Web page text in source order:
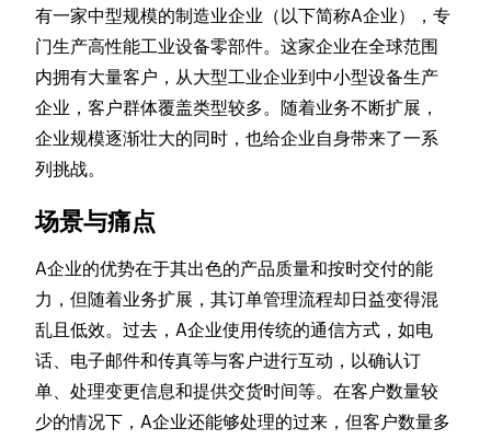
有一家中型规模的制造业企业（以下简称A企业），专
门生产高性能工业设备零部件。这家企业在全球范围
内拥有大量客户，从大型工业企业到中小型设备生产
企业，客户群体覆盖类型较多。随着业务不断扩展，
企业规模逐渐壮大的同时，也给企业自身带来了一系
列挑战。
场景与痛点
A企业的优势在于其出色的产品质量和按时交付的能
力，但随着业务扩展，其订单管理流程却日益变得混
乱且低效。过去，A企业使用传统的通信方式，如电
话、电子邮件和传真等与客户进行互动，以确认订
单、处理变更信息和提供交货时间等。在客户数量较
少的情况下，A企业还能够处理的过来，但客户数量多